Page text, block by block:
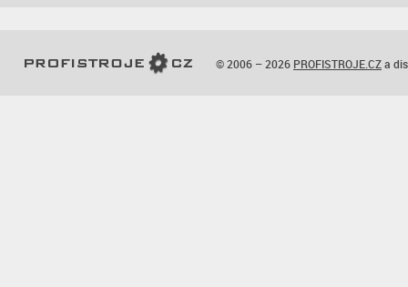
© 2006 – 2026 PROFISTROJE.CZa